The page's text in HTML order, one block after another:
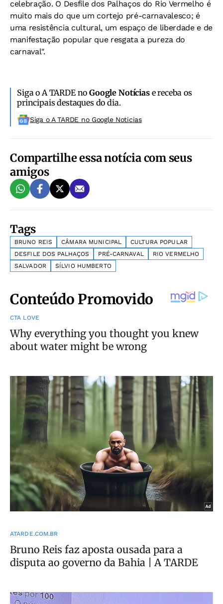
celebração. O Desfile dos Palhaços do Rio Vermelho é
muito mais do que um cortejo pré-carnavalesco; é
uma resistência cultural, um espaço de liberdade e de
manifestação popular que resgata a pureza do
carnaval".
Siga o A TARDE noGoogle Notíciase receba os
principais destaques do dia.
Siga o A TARDE no Google Noticias
Compartilhe essa notícia com seus
amigos
Tags
BRUNO REIS CÂMARA MUNICIPAL
CULTURA POPULAR
DESFILE DOS PALHAÇOS
PRÉ-CARNAVAL
RIO VERMELHO
SALVADOR
SÍLVIO HUMBERTO